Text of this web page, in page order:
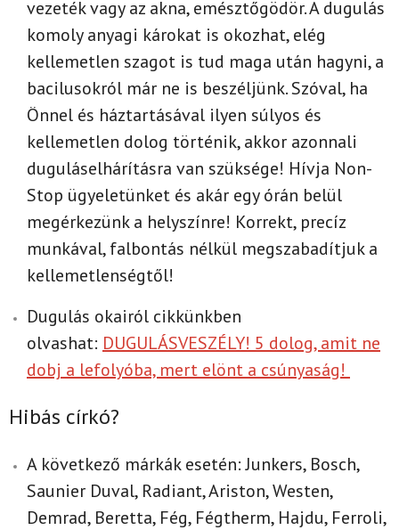
vezeték vagy az akna, emésztőgödör. A dugulás
komoly anyagi károkat is okozhat, elég
kellemetlen szagot is tud maga után hagyni, a
bacilusokról már ne is beszéljünk. Szóval, ha
Önnel és háztartásával ilyen súlyos és
kellemetlen dolog történik, akkor azonnali
duguláselhárításra van szüksége! Hívja Non-
Stop ügyeletünket és akár egy órán belül
megérkezünk a helyszínre! Korrekt, precíz
munkával, falbontás nélkül megszabadítjuk a
kellemetlenségtől!
Dugulás okairól cikkünkben
olvashat: DUGULÁSVESZÉLY! 5 dolog, amit ne
dobj a lefolyóba, mert elönt a csúnyaság!
Hibás církó?
A következő márkák esetén: Junkers, Bosch,
Saunier Duval, Radiant, Ariston, Westen,
Demrad, Beretta, Fég, Fégtherm, Hajdu, Ferroli,